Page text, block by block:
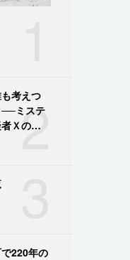
2
考えつ
──ミステ
Ｘの献
220年の